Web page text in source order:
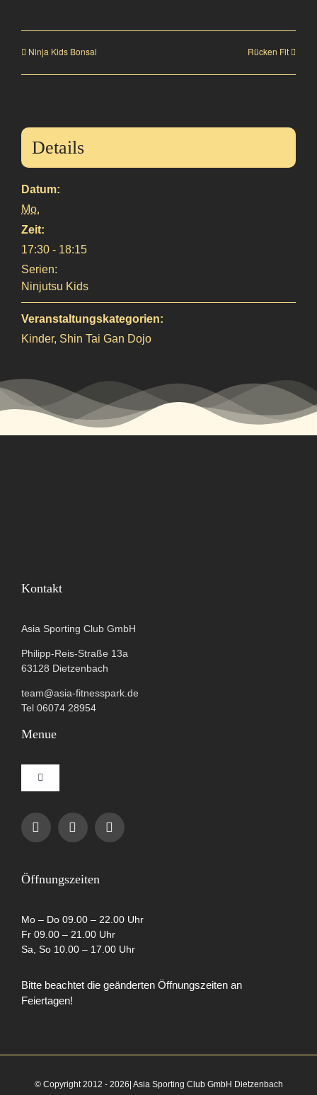
Ninja Kids Bonsai Rücken Fit
Details
Datum:
Mo.
Zeit:
17:30 - 18:15
Serien:
Ninjutsu Kids
Veranstaltungskategorien:
Kinder, Shin Tai Gan Dojo
Kontakt
Asia Sporting Club GmbH
Philipp-Reis-Straße 13a
63128 Dietzenbach
team@asia-fitnesspark.de
Tel 06074 28954
Menue
Toggle
Navigation
Impressum
Cookie-Richtlinie (EU)
Partner
Öffnungszeiten
Mo – Do 09.00 – 22.00 Uhr
Fr 09.00 – 21.00 Uhr
Sa, So 10.00 – 17.00 Uhr
Bitte beachtet die geänderten Öffnungszeiten an
Feiertagen!
© Copyright 2012 - 2026| Asia Sporting Club GmbH Dietzenbach